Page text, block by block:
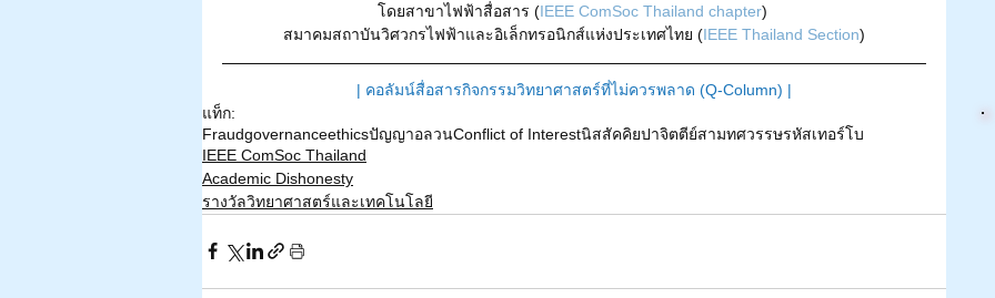
โดยสาขาไฟฟ้าสื่อสาร (IEEE ComSoc Thailand chapter)
สมาคมสถาบันวิศวกรไฟฟ้าและอิเล็กทรอนิกส์แห่งประเทศไทย (IEEE Thailand Section)
| คอลัมน์สื่อสารกิจกรรมวิทยาศาสตร์ที่ไม่ควรพลาด (Q-Column) |
แท็ก:
FraudgovernanceethicsปัญญาอลวนConflict of Interestนิสสัคคิยปาจิตตีย์สามทศวรรษรหัสเทอร์โบ
IEEE ComSoc Thailand
Academic Dishonesty
รางวัลวิทยาศาสตร์และเทคโนโลยี